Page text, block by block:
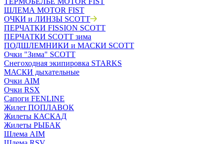
ШЛЕМА MOTOR FIST
ОЧКИ и ЛИНЗЫ SCOTT
ПЕРЧАТКИ FISSION SCOTT
ПЕРЧАТКИ SCOTT зима
ПОДШЛЕМНИКИ и МАСКИ SCOTT
Очки "Зима" SCOTT
Снегоходная экипировка STARKS
МАСКИ дыхательные
Очки AIM
Очки RSX
Сапоги FENLINE
Жилет ПОПЛАВОК
Жилеты КАСКАД
Жилеты РЫБАК
Шлема AIM